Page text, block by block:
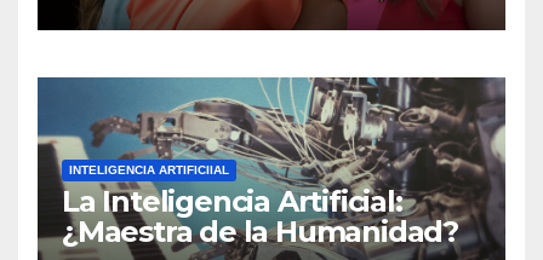
INTELIGENCIA ARTIFICIIAL
La Inteligencia Artificial:
¿Maestra de la Humanidad?